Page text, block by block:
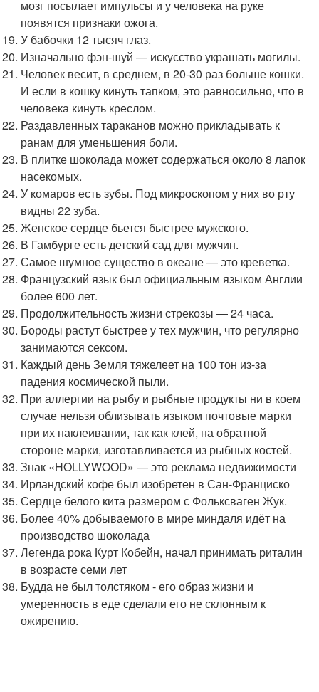
мозг посылает импульсы и у человека на руке
появятся признаки ожога.
У бабочки 12 тысяч глаз.
Изначально фэн-шуй — искусство украшать могилы.
Человек весит, в среднем, в 20-30 раз больше кошки.
И если в кошку кинуть тапком, это равносильно, что в
человека кинуть креслом.
Раздавленных тараканов можно прикладывать к
ранам для уменьшения боли.
В плитке шоколада может содержаться около 8 лапок
насекомых.
У комаров есть зубы. Под микроскопом у них во рту
видны 22 зуба.
Женское сердце бьется быстрее мужского.
В Гамбурге есть детский сад для мужчин.
Самое шумное существо в океане — это креветка.
Французский язык был официальным языком Англии
более 600 лет.
Продолжительность жизни стрекозы — 24 часа.
Бороды растут быстрее у тех мужчин, что регулярно
занимаются сексом.
Каждый день Земля тяжелеет на 100 тон из-за
падения космической пыли.
При аллергии на рыбу и рыбные продукты ни в коем
случае нельзя облизывать языком почтовые марки
при их наклеивании, так как клей, на обратной
стороне марки, изготавливается из рыбных костей.
Знак «HOLLYWOOD» — это реклама недвижимости
Ирландский кофе был изобретен в Сан-Франциско
Сердце белого кита размером с Фольксваген Жук.
Более 40% добываемого в мире миндаля идёт на
производство шоколада
Легенда рока Курт Кобейн, начал принимать риталин
в возрасте семи лет
Будда не был толстяком - его образ жизни и
умеренность в еде сделали его не склонным к
ожирению.